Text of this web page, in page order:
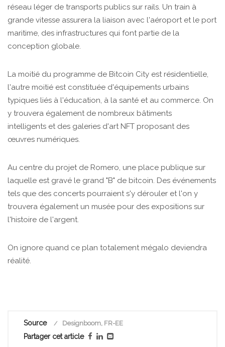
réseau léger de transports publics sur rails. Un train à
grande vitesse assurera la liaison avec l'aéroport et le port
maritime, des infrastructures qui font partie de la
conception globale.
La moitié du programme de Bitcoin City est résidentielle,
l'autre moitié est constituée d'équipements urbains
typiques liés à l'éducation, à la santé et au commerce. On
y trouvera également de nombreux bâtiments
intelligents et des galeries d'art NFT proposant des
œuvres numériques.
Au centre du projet de Romero, une place publique sur
laquelle est gravé le grand "B" de bitcoin. Des événements
tels que des concerts pourraient s'y dérouler et l'on y
trouvera également un musée pour des expositions sur
l'histoire de l'argent.
On ignore quand ce plan totalement mégalo deviendra
réalité.
Source Designboom, FR-EE
Partager cet article